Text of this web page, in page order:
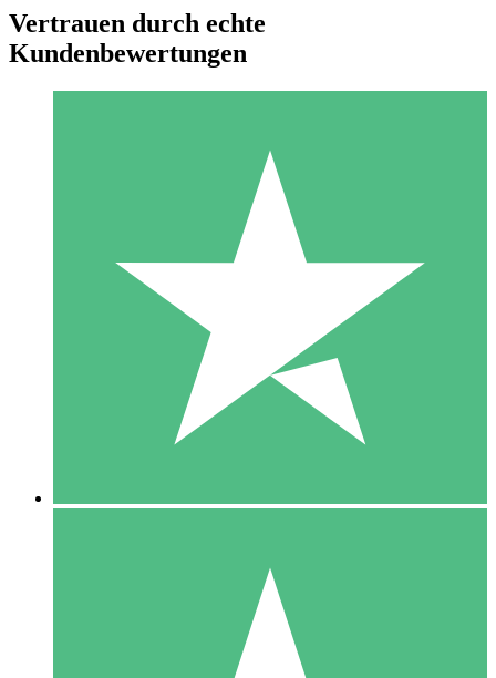
Individuelle Credit-Pakete
Zahlen Sie nach Bedarf mit Download-Credits. Keine
monatliche Verpflichtung erforderlich.
10 00
10 Downloads
20 00
Vertrauen durch echte
Kundenbewertungen